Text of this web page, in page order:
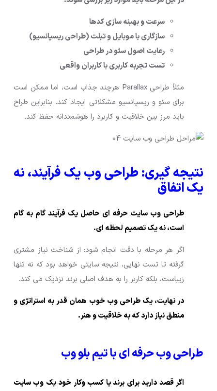
سرعت و بهینه سازی کدها
سازگاری با موبایل و تبلت (طراحی ریسپانسیو)
رعایت اصول سئو در طراحی
تست تجربه کاربری با کاربران واقعی
مثلاً طراحی Parallax هرچند جذاب است، اما ممکن است
برای سئو و ریسپانسیو مشکلاتی ایجاد کند. بنابراین طراح
باید مرز بین خلاقیت و کاربرد را هوشمندانه حفظ کند.
نتیجه گیری: طراحی وب یک فرآیند، نه
یک اتفاق
طراحی وب سایت حرفه ای حاصل یک فرآیند گام به گام
است، نه یک تصمیم لحظه ای.
اگر هر مرحله با دقت انجام شود: از شناخت نیاز مشتری
گرفته تا تست نهایی، نتیجه سایتی خواهد بود که نه تنها
زیباست، بلکه کاربر را به هدف اصلی برند نزدیک می کند.
در نهایت، یک طراحی وب خوب همان قدر به استراتژی و
منطق نیاز دارد که به خلاقیت و هنر.
طراحی وب حرفه ای با تیم بلو وب
اگر قصد دارید برای برند یا کسب وکار خود یک وب سایت